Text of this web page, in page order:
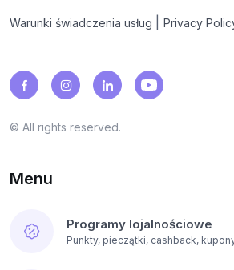
Warunki świadczenia usług Privacy
© All rights reserved.
Menu
Programy lojalnościowe
Punkty, pieczątki, cashback,